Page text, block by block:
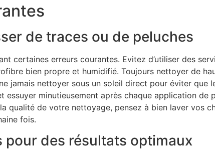
de traces ou de peluches
certaines erreurs courantes. Evitez d’utiliser des
bien propre et humidifié. Toujours nettoyer de
jamais nettoyer sous un soleil direct pour éviter que
essuyer minutieusement après chaque application
qualité de votre nettoyage, pensez à bien laver vos
fois.
pour des résultats optimaux